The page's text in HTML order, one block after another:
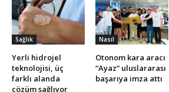
Sağlık
Yerli hidrojel
teknolojisi, üç
farklı alanda
çözüm sağlıyor
Nasıl
Otonom kara aracı
“Ayaz” uluslararası
başarıya imza attı